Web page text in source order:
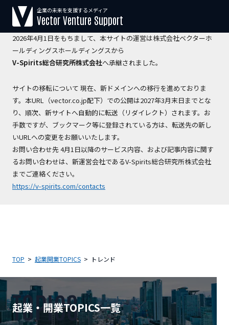
【運営会社変更のお知らせ】
2026年4月1日をもちまして、本サイトの運営は株式会社ベクターホ
ールディングスホールディングスから
V-Spirits総合研究所株式会社へ承継されました。
サイトの移転について 現在、新ドメインへの移行を進めておりま
す。本URL（vector.co.jp配下）での公開は2027年3月末日までとな
り、順次、新サイトへ自動的に転送（リダイレクト）されます。お
手数ですが、ブックマーク等に登録されている方は、転送先の新し
いURLへの変更をお願いいたします。
お問い合わせ先 4月1日以降のサービス内容、および記事内容に関す
るお問い合わせは、新運営会社であるV-Spirits総合研究所株式会社
までご連絡ください。
https://v-spirits.com/contacts
企業の未来を支援するメディア
Vector Venture Support
TOP 起業開業TOPICS トレンド
起業・開業TOPICS一覧
TOPICS